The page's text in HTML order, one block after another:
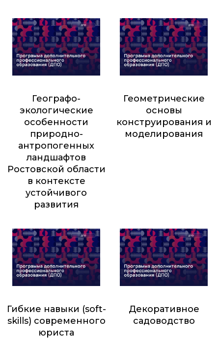
Географо-
экологические
особенности
природно-
антропогенных
ландшафтов
Ростовской области
в контексте
устойчивого
развития
Геометрические
основы
конструирования и
моделирования
Гибкие навыки (soft-
skills) современного
юриста
Декоративное
садоводство